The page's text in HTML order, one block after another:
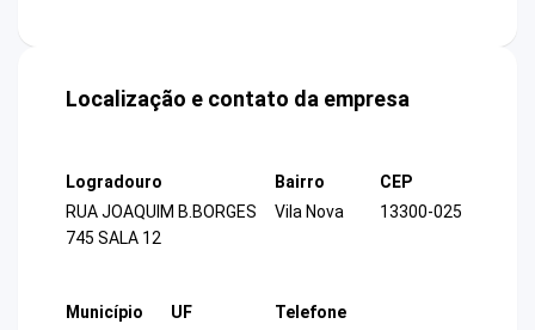
Localização e contato da empresa
Logradouro
RUA JOAQUIM B.BORGES
745 SALA 12
Bairro
Vila Nova
CEP
13300-025
Município
UF
Telefone